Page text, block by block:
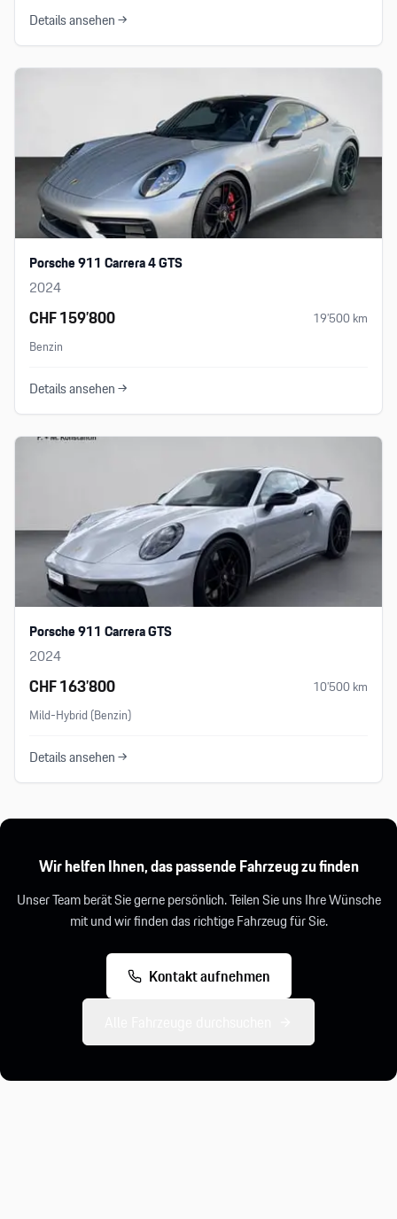
Details ansehen →
Porsche 911 Carrera 4 GTS
2024
CHF 159’800 19’500km
Benzin
Details ansehen →
Porsche 911 Carrera GTS
2024
CHF 163’800 10’500km
Mild-Hybrid (Benzin)
Details ansehen →
Wir helfen Ihnen, das passende Fahrzeug zu finden
Unser Team berät Sie gerne persönlich. Teilen Sie uns Ihre Wünsche
mit und wir finden das richtige Fahrzeug für Sie.
Kontakt aufnehmen